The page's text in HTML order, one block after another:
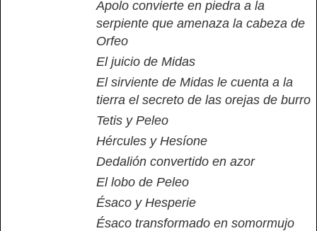
Apolo convierte en piedra a la
serpiente que amenaza la cabeza de
Orfeo
El juicio de Midas
El sirviente de Midas le cuenta a la
tierra el secreto de las orejas de burro
Tetis y Peleo
Hércules y Hesíone
Dedalión convertido en azor
El lobo de Peleo
Ésaco y Hesperie
Ésaco transformado en somormujo